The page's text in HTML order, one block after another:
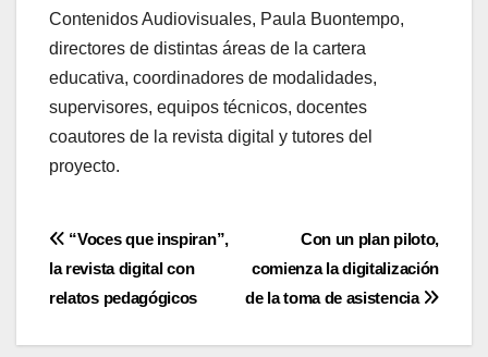
Contenidos Audiovisuales, Paula Buontempo,
directores de distintas áreas de la cartera
educativa, coordinadores de modalidades,
supervisores, equipos técnicos, docentes
coautores de la revista digital y tutores del
proyecto.
Navegación
de
entradas
Con un plan piloto,
comienza la digitalización
de la toma de asistencia
“Voces que inspiran”,
la revista digital con
relatos pedagógicos